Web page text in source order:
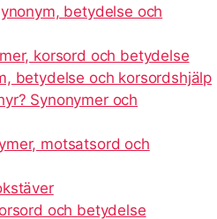
betydelse och
korsord och betydelse
betydelse och korsordshjälp
Synonymer och
motsatsord och
och betydelse